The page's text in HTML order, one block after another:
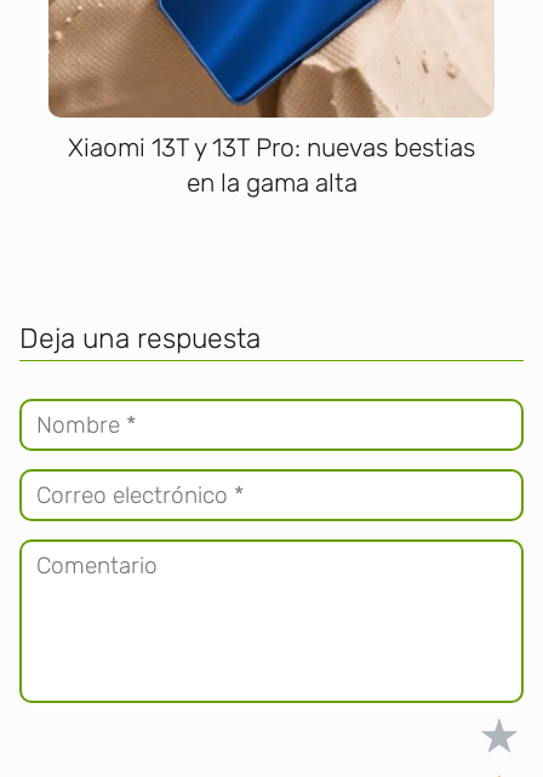
Xiaomi 13T y 13T Pro: nuevas bestias
en la gama alta
Deja una respuesta
★